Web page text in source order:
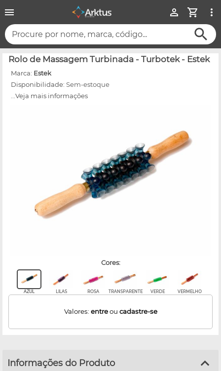
Procure por nome, marca, código...
Rolo de Massagem Turbinada - Turbotek - Estek
Marca: Estek
Disponibilidade: Sem-estoque
...Veja mais informações
cores:
AZUL LILAS ROSA TRANSPARENTE VERDE VERMELHO
Valores: entreou cadastre-se
Informações do Produto